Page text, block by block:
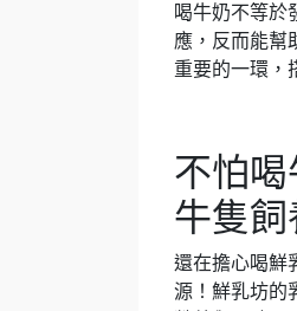
喝牛奶不等於
應，反而能幫
重要的一環，
不怕
牛隻
還在擔心喝鮮
源！鮮乳坊的